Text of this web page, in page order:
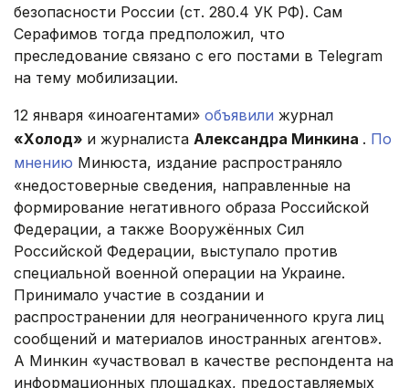
безопасности России (ст. 280.4 УК РФ). Сам
Серафимов тогда предположил, что
преследование связано с его постами в Telegram
на тему мобилизации.
12 января «иноагентами» объявили журнал
«Холод» и журналиста Александра Минкина . По
мнению Минюста, издание распространяло
«недостоверные сведения, направленные на
формирование негативного образа Российской
Федерации, а также Вооружённых Сил
Российской Федерации, выступало против
специальной военной операции на Украине.
Принимало участие в создании и
распространении для неограниченного круга лиц
сообщений и материалов иностранных агентов».
А Минкин «участвовал в качестве респондента на
информационных площадках, предоставляемых